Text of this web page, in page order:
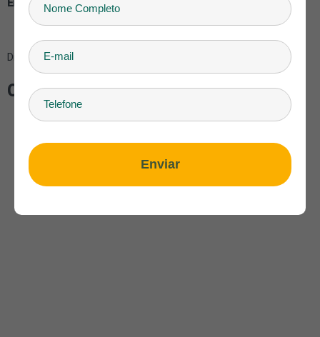
Distância: 24 km do centro de Bonito-MS.
Como chegar no Abismo Anhumas
Enviar